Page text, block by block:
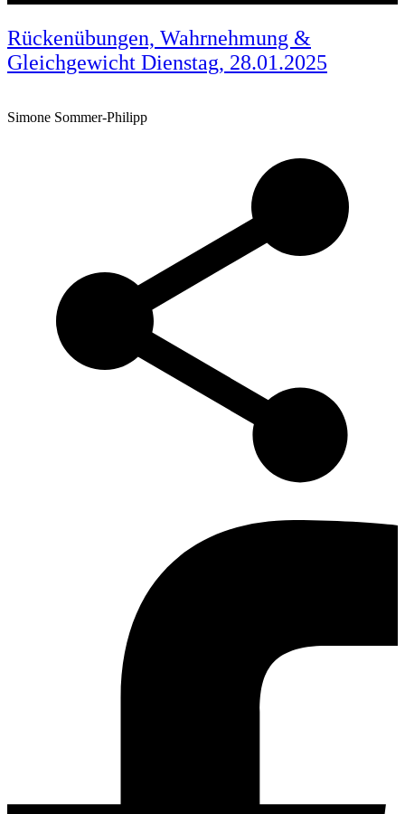
Rückenübungen, Wahrnehmung &
Gleichgewicht Dienstag, 28.01.2025
Simone Sommer-Philipp